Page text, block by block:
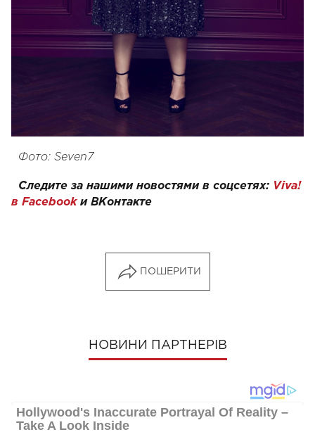
Фото: Seven7
Следите за нашими новостями в соцсетях: Viva!
в Facebookи ВКонтакте
ПОШЕРИТИ
НОВИНИ ПАРТНЕРІВ